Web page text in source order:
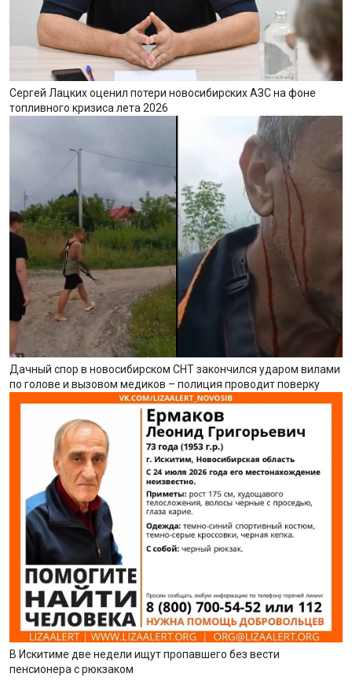
Сергей Лацких оценил потери новосибирских АЗС на фоне
топливного кризиса лета 2026
Дачный спор в новосибирском СНТ закончился ударом вилами
по голове и вызовом медиков – полиция проводит поверку
В Искитиме две недели ищут пропавшего без вести
пенсионера с рюкзаком